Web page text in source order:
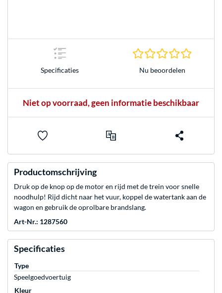
Specificaties Nu beoordelen
Niet op voorraad, geen informatie beschikbaar
Productomschrijving
Druk op de knop op de motor en rijd met de trein voor snelle
noodhulp! Rijd dicht naar het vuur, koppel de watertank aan de
wagon en gebruik de oprolbare brandslang.
Art-Nr.: 1287560
Specificaties
Type
Speelgoedvoertuig
Kleur